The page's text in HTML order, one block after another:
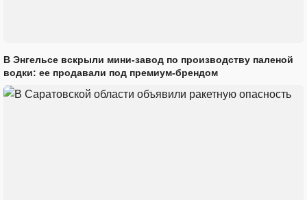
В Энгельсе вскрыли мини-завод по производству паленой
водки: ее продавали под премиум-брендом